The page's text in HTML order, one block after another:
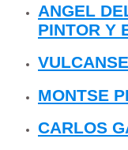
ANGEL
PINTOR Y
MONTSE
CARLOS